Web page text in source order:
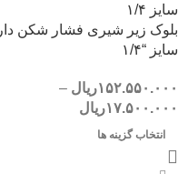
بلوک زیر شیری فشار شکن دار
سایز “۱/۴
۱۵۲.۵۵۰.۰۰۰ریال –
۱۷.۵۰۰.۰۰۰ریال
انتخاب گزینه ها